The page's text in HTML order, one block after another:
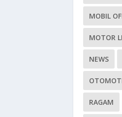
MOBIL
MOTOR
NEWS
RAGAM